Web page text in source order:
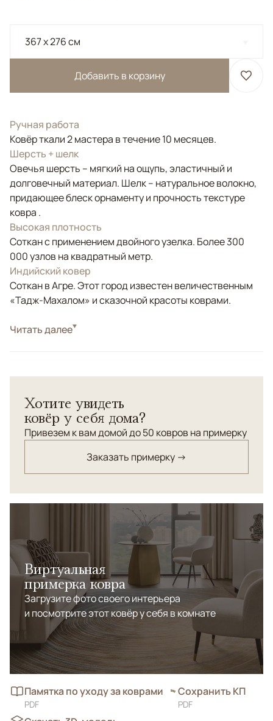
367 x 276 см
Добавить в корзину
Ручная работа
Ковёр ткали 2 мастера в течение 10 месяцев.
Шерсть + шелк
Овечья шерсть – мягкий на ощупь, эластичный и
долговечный материал. Шелк – натуральное волокно,
придающее блеск орнаменту и прочность текстуре
ковра .
Высокая плотность
Соткан с применением двойного узелка. Более 300
000 узлов на квадратный метр.
Индийский ковер
Соткан в Агре. Этот город известен величественным
«Тадж-Махалом» и сказочной красоты коврами.
СтильКлассические
Читать далее
Хотите увидеть
ковёр у себя дома?
Привезем к вам домой до 50 ковров на примерку
Заказать примерку →
Виртуальная
примерка ковра
Загрузите фото своего интерьера
и посмотрите этот ковёр у себя в комнате
Памятка по уходу за коврами
PDF
Сохранить КП
PDF